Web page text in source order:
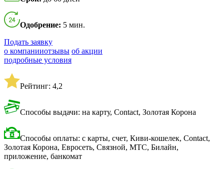
Одобрение: 5 мин.
Подать заявку
о компанииотзывы об акции
подробные условия
Рейтинг: 4,2
Способы выдачи: на карту, Contact, Золотая Корона
Способы оплаты: с карты, счет, Киви-кошелек, Contact,
Золотая Корона, Евросеть, Связной, МТС, Билайн,
приложение, банкомат